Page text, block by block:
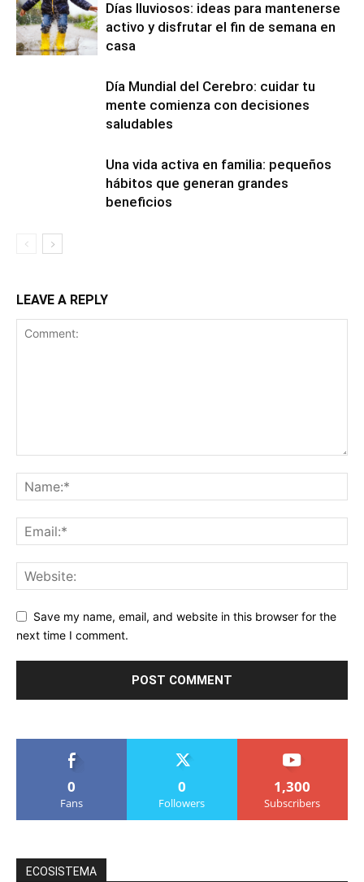
Días lluviosos: ideas para mantenerse
activo y disfrutar el fin de semana en
casa
Día Mundial del Cerebro: cuidar tu
mente comienza con decisiones
saludables
Una vida activa en familia: pequeños
hábitos que generan grandes
beneficios
LEAVE A REPLY
Save my name, email, and website in this browser for the
next time I comment.
0
Fans
0
Followers
1,300
Subscribers
ECOSISTEMA